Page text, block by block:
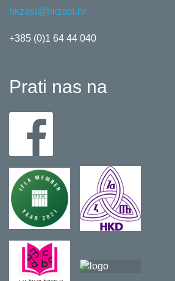
hkzasl@hkzasl.hr
+385 (0)1 64 44 040
Prati nas na